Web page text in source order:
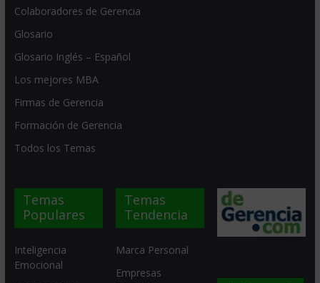
Colaboradores de Gerencia
Glosario
Glosario Inglés – Español
Los mejores MBA
Firmas de Gerencia
Formación de Gerencia
Todos los Temas
Temas
Populares
Inteligencia
Emocional
Temas
Tendencia
Marca Personal
Empresas